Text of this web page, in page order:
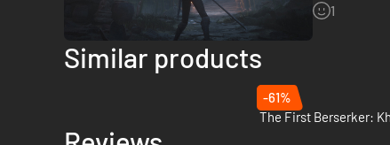
Kæmp mod groteske væsner fra gamle fortællinger for at
templer, tilgroede ruiner og mørke stier fyldt med fare.
de hemmeligheder du afslører og de allierede, du vælger
acquired the
1
Similar products
-61%
The First Berserker: